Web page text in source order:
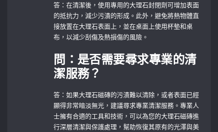
答：在清潔後，使用專用的大理石封閉劑可增加表面
的抵抗力，減少污漬的形成。此外，避免將熱物體直
接放置在大理石表面上，並在桌面上使用杯墊和桌
布，以減少刮傷及熱損傷的風險。
問：是否需要尋求專業的清
潔服務？
答：如果大理石磁磚的污漬難以清除，或者表面已經
顯得非常暗淡無光，建議尋求專業清潔服務。專業人
士擁有合適的工具和技術，可以為您的大理石磁磚進
行深層清潔與保護處理，幫助恢復其原有的光澤與美